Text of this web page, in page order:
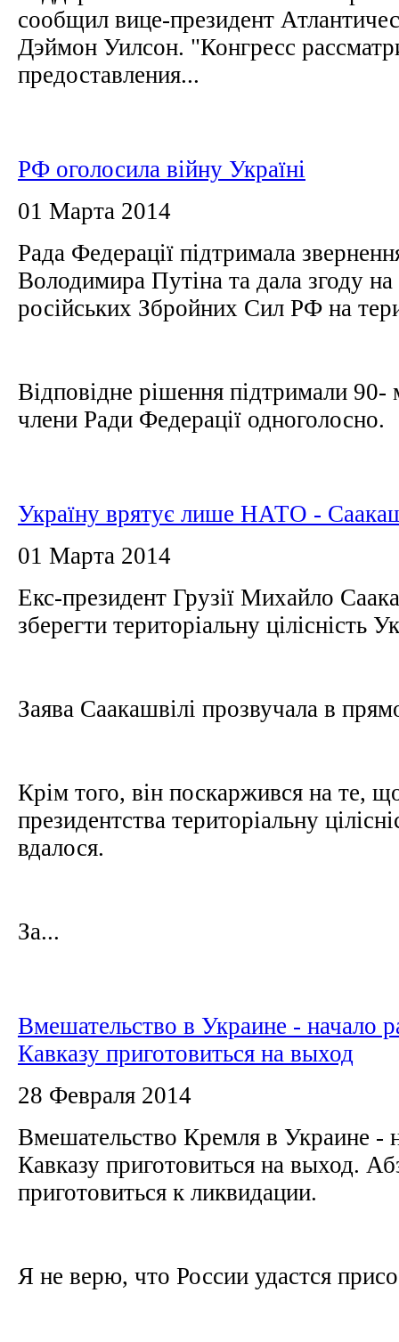
сообщил вице-президент
Дэймон Уилсон. "Конгресс
предоставления...
РФ оголосила війну Україні
01 Марта 2014
Рада Федерації підтримала
Володимира Путіна та дала згоду на
російських Збройних Сил РФ на
Відповідне рішення підтримали 90-
члени Ради Федерації одноголосно.
Україну врятує лише НАТО -
01 Марта 2014
Екс-президент Грузії Михайло
зберегти територіальну цілісність
Заява Саакашвілі прозвучала в
Крім того, він поскаржився на те,
президентства територіальну
вдалося.
За...
Вмешательство в Украине - начало
Кавказу приготовиться на выход
28 Февраля 2014
Вмешательство Кремля в Украине -
Кавказу приготовиться на выход.
приготовиться к ликвидации.
Я не верю, что России удастся